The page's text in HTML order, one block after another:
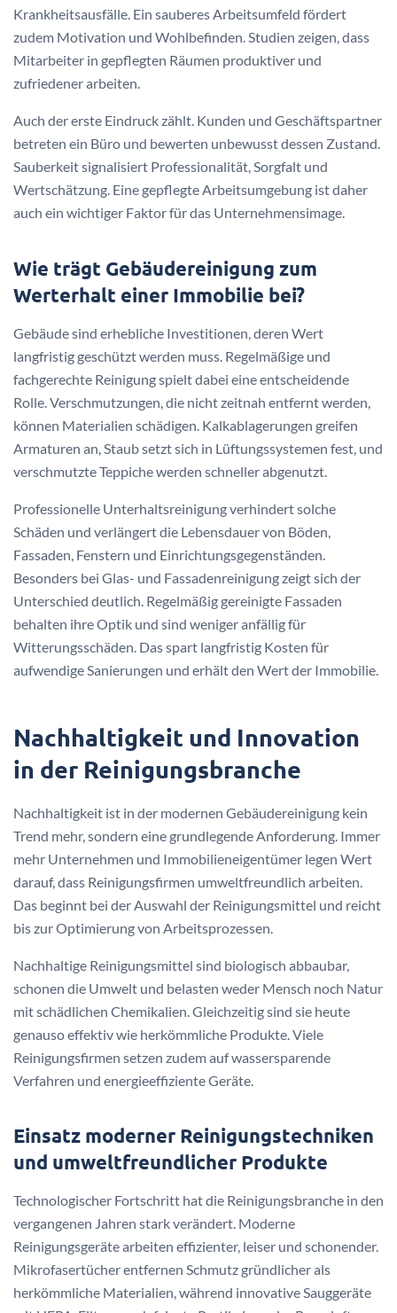
Krankheitsausfälle. Ein sauberes Arbeitsumfeld fördert
zudem Motivation und Wohlbefinden. Studien zeigen, dass
Mitarbeiter in gepflegten Räumen produktiver und
zufriedener arbeiten.
Auch der erste Eindruck zählt. Kunden und Geschäftspartner
betreten ein Büro und bewerten unbewusst dessen Zustand.
Sauberkeit signalisiert Professionalität, Sorgfalt und
Wertschätzung. Eine gepflegte Arbeitsumgebung ist daher
auch ein wichtiger Faktor für das Unternehmensimage.
Wie trägt Gebäudereinigung zum
Werterhalt einer Immobilie bei?
Gebäude sind erhebliche Investitionen, deren Wert
langfristig geschützt werden muss. Regelmäßige und
fachgerechte Reinigung spielt dabei eine entscheidende
Rolle. Verschmutzungen, die nicht zeitnah entfernt werden,
können Materialien schädigen. Kalkablagerungen greifen
Armaturen an, Staub setzt sich in Lüftungssystemen fest, und
verschmutzte Teppiche werden schneller abgenutzt.
Professionelle Unterhaltsreinigung verhindert solche
Schäden und verlängert die Lebensdauer von Böden,
Fassaden, Fenstern und Einrichtungsgegenständen.
Besonders bei Glas- und Fassadenreinigung zeigt sich der
Unterschied deutlich. Regelmäßig gereinigte Fassaden
behalten ihre Optik und sind weniger anfällig für
Witterungsschäden. Das spart langfristig Kosten für
aufwendige Sanierungen und erhält den Wert der Immobilie.
Nachhaltigkeit und Innovation
in der Reinigungsbranche
Nachhaltigkeit ist in der modernen Gebäudereinigung kein
Trend mehr, sondern eine grundlegende Anforderung. Immer
mehr Unternehmen und Immobilieneigentümer legen Wert
darauf, dass Reinigungsfirmen umweltfreundlich arbeiten.
Das beginnt bei der Auswahl der Reinigungsmittel und reicht
bis zur Optimierung von Arbeitsprozessen.
Nachhaltige Reinigungsmittel sind biologisch abbaubar,
schonen die Umwelt und belasten weder Mensch noch Natur
mit schädlichen Chemikalien. Gleichzeitig sind sie heute
genauso effektiv wie herkömmliche Produkte. Viele
Reinigungsfirmen setzen zudem auf wassersparende
Verfahren und energieeffiziente Geräte.
Einsatz moderner Reinigungstechniken
und umweltfreundlicher Produkte
Technologischer Fortschritt hat die Reinigungsbranche in den
vergangenen Jahren stark verändert. Moderne
Reinigungsgeräte arbeiten effizienter, leiser und schonender.
Mikrofasertücher entfernen Schmutz gründlicher als
herkömmliche Materialien, während innovative Sauggeräte